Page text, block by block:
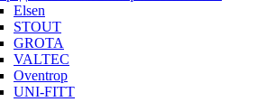
Elsen
STOUT
GROTA
VALTEC
Oventrop
UNI-FITT